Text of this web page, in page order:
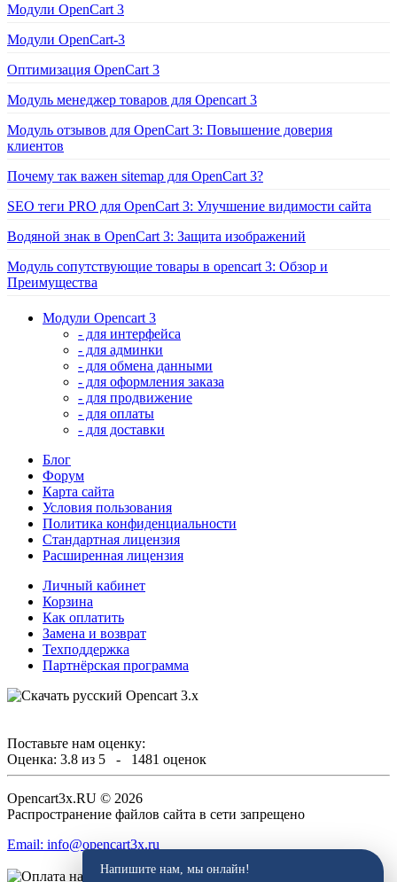
Модули OpenCart 3
Модули OpenCart-3
Оптимизация OpenCart 3
Модуль менеджер товаров для Opencart 3
Модуль отзывов для OpenCart 3: Повышение доверия
клиентов
Почему так важен sitemap для OpenCart 3?
SEO теги PRO для OpenCart 3: Улучшение видимости сайта
Водяной знак в OpenCart 3: Защита изображений
Модуль сопутствующие товары в opencart 3: Обзор и
Преимущества
Модули Opencart 3
- для интерфейса
- для админки
- для обмена данными
- для оформления заказа
- для продвижение
- для оплаты
- для доставки
Блог
Форум
Карта сайта
Условия пользования
Политика конфиденциальности
Стандартная лицензия
Расширенная лицензия
Личный кабинет
Корзина
Как оплатить
Замена и возврат
Техподдержка
Партнёрская программа
Поставьте нам оценку:
Оценка: 3.8 из 5 - 1481 оценок
Opencart3x.RU © 2026
Распространение файлов сайта в сети запрещено
Email: info@opencart3x.ru
Напишите нам, мы онлайн!